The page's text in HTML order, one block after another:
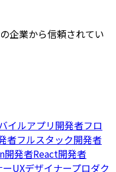
企業から信頼されてい
イルアプリ開発者フロ
者フルスタック開発者
開発者React開発者
UXデザイナープロダク